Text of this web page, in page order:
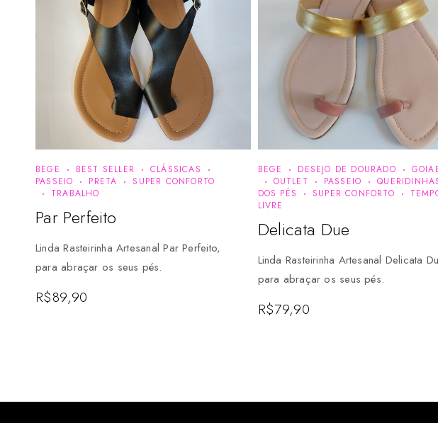
BEGE BEST SELLER
CLÁSSICAS
PASSEIO
PRETA
SUPER CONFORTO
TRABALHO
Par Perfeito
Linda Rasteirinha Artesanal Par Perfeito,
para abraçar os seus pés.
R$89,90
BEGE DESEJO DE DOURADO
OUTLET
PASSEIO
DOS PÉS
SUPER CONFORTO
LIVRE
Delicata Due
Linda Rasteirinha Artesanal Delicata
para abraçar os seus pés.
R$79,90